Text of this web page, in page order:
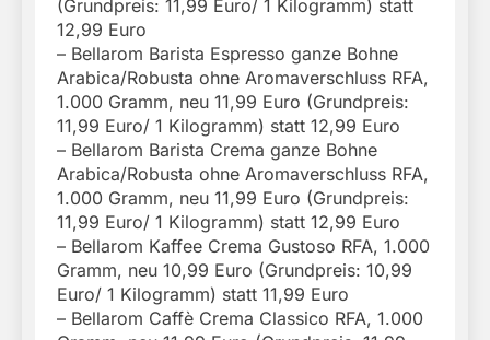
(Grundpreis: 11,99 Euro/ 1 Kilogramm) statt
12,99 Euro
– Bellarom Barista Espresso ganze Bohne
Arabica/Robusta ohne Aromaverschluss RFA,
1.000 Gramm, neu 11,99 Euro (Grundpreis:
11,99 Euro/ 1 Kilogramm) statt 12,99 Euro
– Bellarom Barista Crema ganze Bohne
Arabica/Robusta ohne Aromaverschluss RFA,
1.000 Gramm, neu 11,99 Euro (Grundpreis:
11,99 Euro/ 1 Kilogramm) statt 12,99 Euro
– Bellarom Kaffee Crema Gustoso RFA, 1.000
Gramm, neu 10,99 Euro (Grundpreis: 10,99
Euro/ 1 Kilogramm) statt 11,99 Euro
– Bellarom Caffè Crema Classico RFA, 1.000